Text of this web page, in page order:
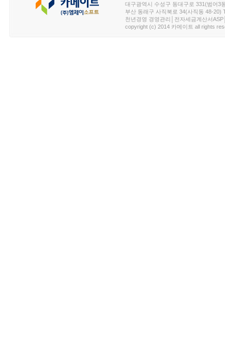
대구광역시 수성구 동대구로 331(범어3
부산 동래구 사직북로 34(사직동 48-20)
천년경영 경영관리│전자세금계산서
copyright (c) 2014 카메이트 all rights